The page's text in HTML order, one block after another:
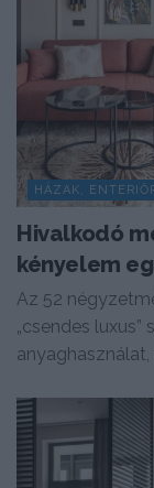
HÁZAK,
Hivalkodó
kényelem
Az 52
„csendes